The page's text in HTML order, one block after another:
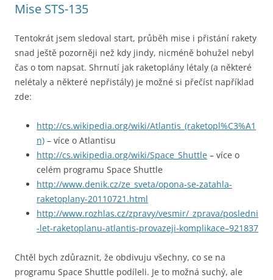
Mise STS-135
Tentokrát jsem sledoval start, průběh mise i přistání rakety
snad ještě pozorněji než kdy jindy, nicméně bohužel nebyl
čas o tom napsat. Shrnutí jak raketoplány létaly (a některé
nelétaly a některé nepřistály) je možné si přečíst například
zde:
http://cs.wikipedia.org/wiki/Atlantis_(raketopl%C3%A1
n) – více o Atlantisu
http://cs.wikipedia.org/wiki/Space_Shuttle – více o
celém programu Space Shuttle
http://www.denik.cz/ze_sveta/opona-se-zatahla-
raketoplany-20110721.html
http://www.rozhlas.cz/zpravy/vesmir/_zprava/posledni
-let-raketoplanu-atlantis-provazeji-komplikace–921837
Chtěl bych zdůraznit, že obdivuju všechny, co se na
programu Space Shuttle podíleli. Je to možná suchý, ale